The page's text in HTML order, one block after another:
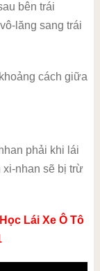
bên trái
lăng sang trái
cách giữa
phải khi lái
xi-nhan sẽ bị trừ
Lái Xe Ô Tô